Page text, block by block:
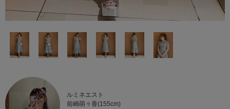
ルミネエスト
前嶋萌々香(155cm)